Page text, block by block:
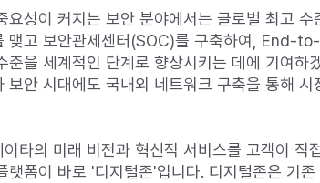
요성이 커지는 보안 분야에서는 글로벌 최고 수
맺고 보안관제센터(SOC)를 구축하여, End-
준을 세계적인 단계로 향상시키는 데에 기여하
보안 시대에도 국내외 네트워크 구축을 통해 시
이타의 미래 비전과 혁신적 서비스를 고객이 직
랫폼이 바로 '디지털존'입니다. 디지털존은 기존